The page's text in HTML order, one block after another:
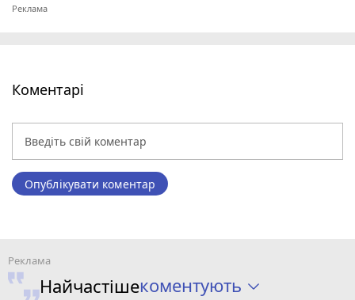
Коментарі
Опублікувати коментар
Найчастішекоментують